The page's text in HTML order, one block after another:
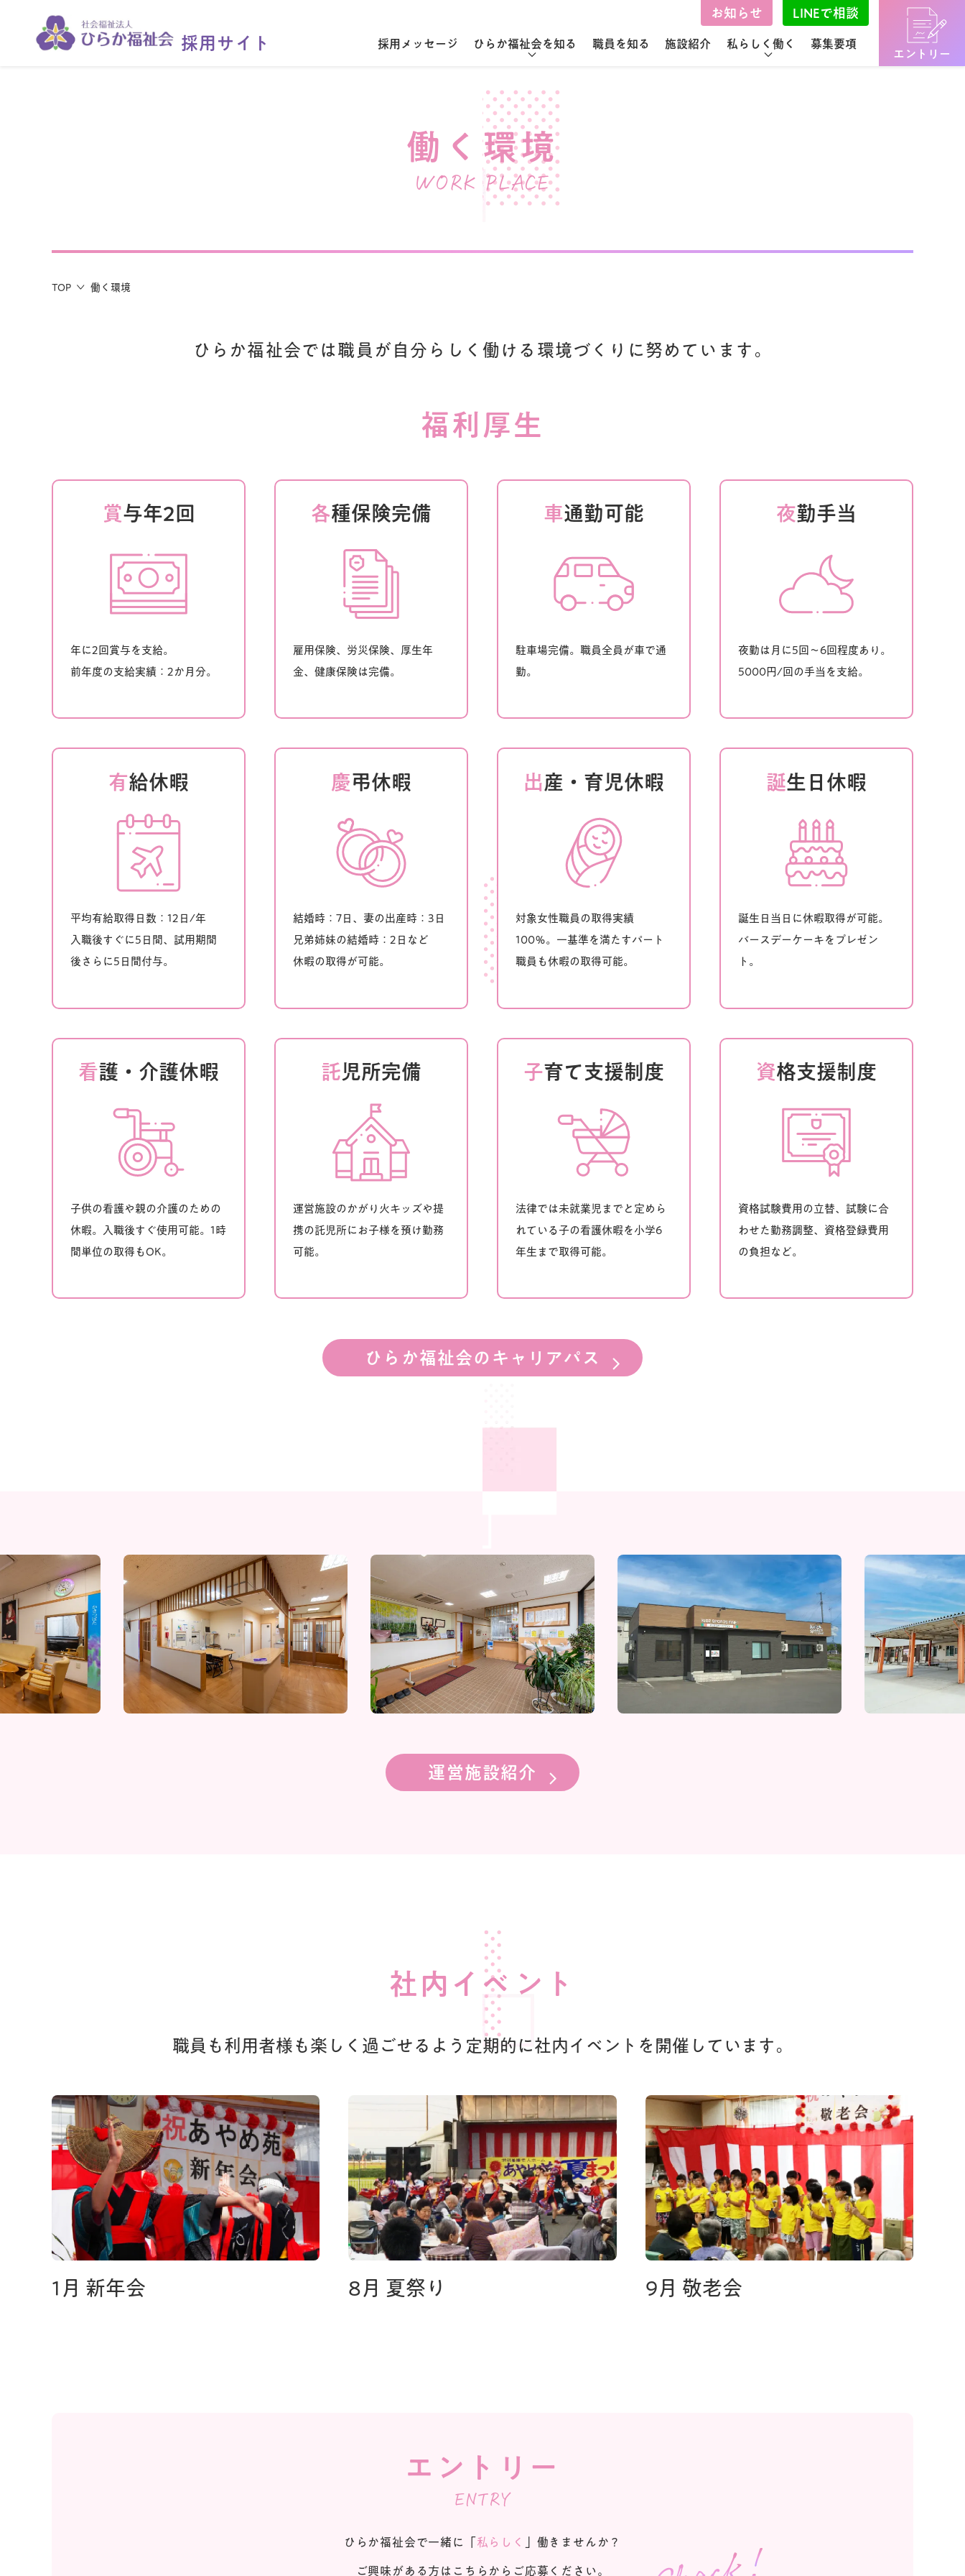
採用サイト
お知らせ LINEで相談
採用メッセージ ひらか福祉会を知る 職員を知る 施設紹介 私らしく働く
募集要項
エントリー
働く環境
WORK PLACE
TOP 働く環境
ひらか福祉会では職員が自分らしく 働ける環境づくりに努めています。
福利厚生
賞与年2回
年に2回賞与を支給。
前年度の支給実績：2か月分。
各種保険完備
雇用保険、労災保険、厚生年
金、健康保険は完備。
車通勤可能
駐車場完備。職員全員が車で通
勤。
夜勤手当
夜勤は月に5回～6回程度あり。
5000円/回の手当を支給。
有給休暇
平均有給取得日数：12日/年
入職後すぐに5日間、試用期間
後さらに5日間付与。
慶弔休暇
結婚時：7日、妻の出産時：3日
兄弟姉妹の結婚時：2日など
休暇の取得が可能。
出産・育児休暇
対象女性職員の取得実績
100％。一基準を満たすパート
職員も休暇の取得可能。
誕生日休暇
誕生日当日に休暇取得が可能。
バースデーケーキをプレゼン
ト。
看護・介護休暇
子供の看護や親の介護のための
休暇。入職後すぐ使用可能。1時
間単位の取得もOK。
託児所完備
運営施設のかがり火キッズや提
携の託児所にお子様を預け勤務
可能。
子育て支援制度
法律では未就業児までと定めら
れている子の看護休暇を小学6
年生まで取得可能。
資格支援制度
資格試験費用の立替、試験に合
わせた勤務調整、資格登録費用
の負担など。
ひらか福祉会のキャリアパス
運営施設紹介
社内イベント
職員も利用者様も 楽しく過ごせるよう 定期的に社内イベントを 開催しています。
1月 新年会 8月 夏祭り 9月 敬老会
エントリー
ENTRY
ひらか福祉会で一緒に「 私らしく 」働きませんか？
ご興味がある方はこちらからご応募ください。